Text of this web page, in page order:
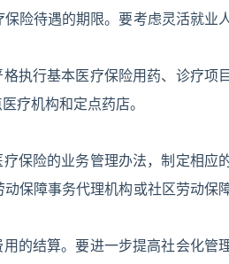
险待遇的期限。要考虑灵活就业
执行基本医疗保险用药、诊疗项目
疗机构和定点药店。
保险的业务管理办法，制定相应
保障事务代理机构或社区劳动保
的结算。要进一步提高社会化管